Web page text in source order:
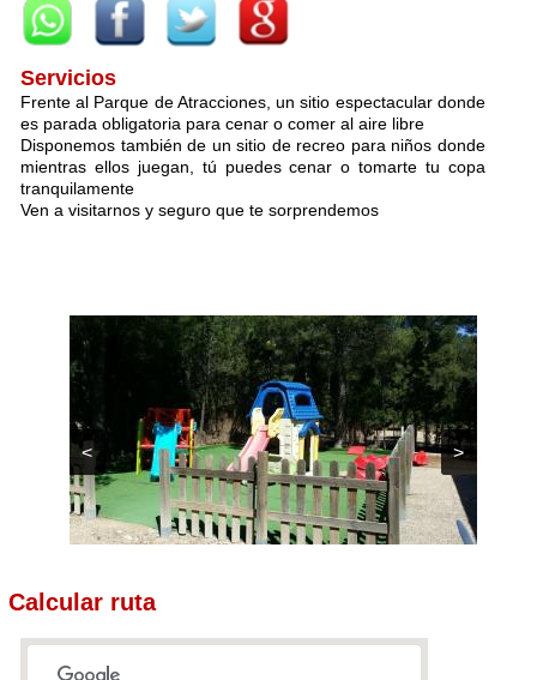
Servicios
Frente al Parque de Atracciones, un sitio espectacular donde
es parada obligatoria para cenar o comer al aire libre
Disponemos también de un sitio de recreo para niños donde
mientras ellos juegan, tú puedes cenar o tomarte tu copa
tranquilamente
Ven a visitarnos y seguro que te sorprendemos
< >
Calcular ruta